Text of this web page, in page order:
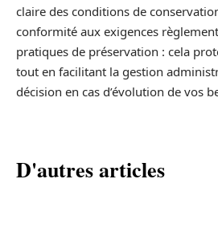
claire des conditions de
conformité aux exigences
pratiques de préservation : cela
tout en facilitant la gestion
décision en cas d’évolution de vos
D'autres articles